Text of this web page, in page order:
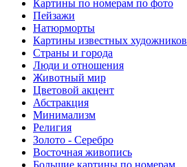
Картины по номерам по фото
Пейзажи
Натюрморты
Картины известных художников
Страны и города
Люди и отношения
Животный мир
Цветовой акцент
Абстракция
Минимализм
Религия
Золото - Серебро
Восточная живопись
Большие картины по номерам